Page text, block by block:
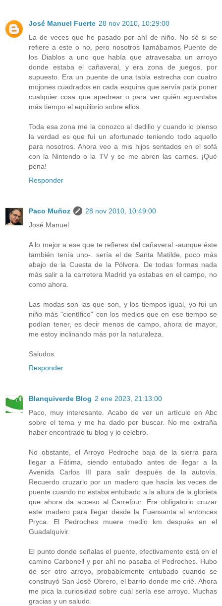
José Manuel Fuerte 28 nov 2010, 10:29:00
La de veces que he pasado por ahí de niño. No sé si se
refiere a este o no, pero nosotros llamábamos Puente de
los Diablos a uno que había que atravesaba un arroyo
donde estaba el cañaveral, y era zona de juegos, por
supuesto. Era un puente de una tabla estrecha con cuatro
mojones cuadrados en cada esquina que servía para poner
cualquier cosa que apedrear o para ver quién aguantaba
más tiempo el equilibrio sobre ellos.
Toda esa zona me la conozco al dedillo y cuando lo pienso
la verdad es que fui un afortunado teniendo todo aquello
para nosotros. Ahora veo a mis hijos sentados en el sofá
con la Nintendo o la TV y se me abren las carnes. ¡Qué
pena!
Responder
Paco Muñoz
28 nov 2010, 10:49:00
José Manuel
A lo mejor a ese que te refieres del cañaveral -aunque éste
también tenía uno-. sería el de Santa Matilde, poco más
abajo de la Cuesta de la Pólvora. De todas formas nada
más salir a la carretera Madrid ya estabas en el campo, no
como ahora.
Las modas son las que son, y los tiempos igual, yo fui un
niño más "científico" con los medios que en ese tiempo se
podían tener, es decir menos de campo, ahora de mayor,
me estoy inclinando más por la naturaleza.
Saludos.
Responder
Blanquiverde Blog 2 ene 2023, 21:13:00
Paco, muy interesante. Acabo de ver un artículo en Abc
sobre el tema y me ha dado por buscar. No me extraña
haber encontrado tu blog y lo celebro.
No obstante, el Arroyo Pedroche baja de la sierra para
llegar a Fátima, siendo entubado antes de llegar a la
Avenida Carlos III para salir después de la autovía.
Recuerdo cruzarlo por un madero que hacía las veces de
puente cuando no estaba entubado a la altura de la glorieta
que ahora da acceso al Carrefour. Era obligatorio cruzar
este madero para llegar desde la Fuensanta al entonces
Pryca. El Pedroches muere medio km después en el
Guadalquivir.
El punto donde señalas el puente, efectivamente está en el
camino Carbonell y por ahí no pasaba el Pedroches. Hubo
de ser otro arroyo, probablemente entubado cuando se
construyó San José Obrero, el barrio donde me crié. Ahora
me pica la curiosidad sobre cuál sería ese arroyo. Muchas
gracias y un saludo.